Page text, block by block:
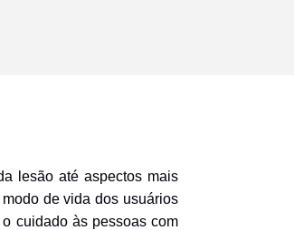
lesão até aspectos mais
de vida dos usuários
cuidado às pessoas com